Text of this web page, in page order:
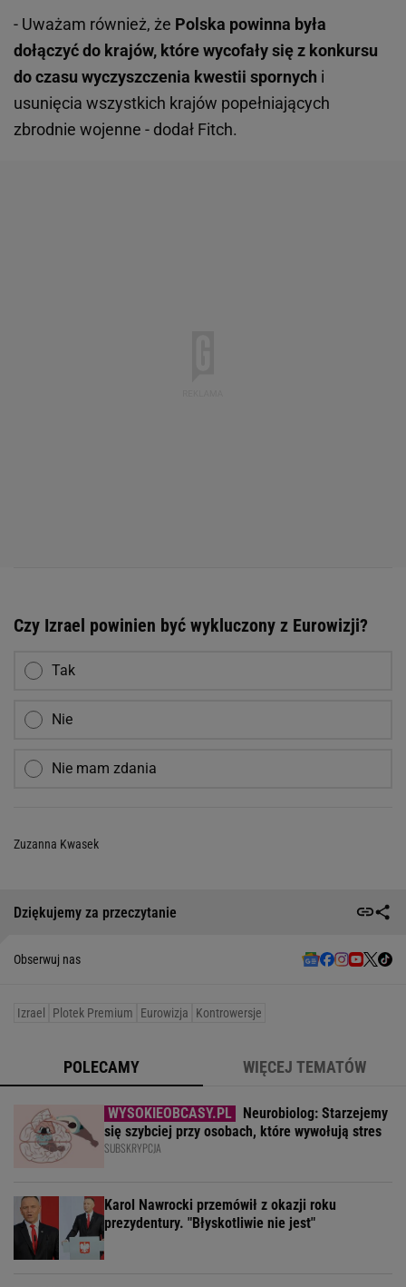
- Uważam również, że Polska powinna była
dołączyć do krajów, które wycofały się z konkursu
do czasu wyczyszczenia kwestii spornych i
usunięcia wszystkich krajów popełniających
zbrodnie wojenne - dodał Fitch.
Czy Izrael powinien być wykluczony z Eurowizji?
Tak
Nie
Nie mam zdania
Zuzanna Kwasek
Dziękujemy za przeczytanie
Obserwuj nas
Izrael Plotek Premium Eurowizja Kontrowersje
POLECAMY WIĘCEJ TEMATÓW
Neurobiolog: Starzejemy
się szybciej przy osobach, które wywołują stres
SUBSKRYPCJA
Karol Nawrocki przemówił z okazji roku
prezydentury. "Błyskotliwie nie jest"